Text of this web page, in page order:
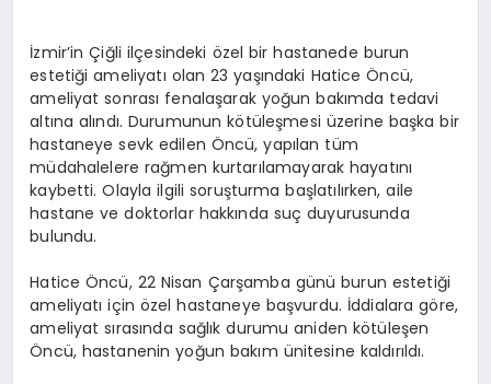
SPOR
TEKNOLOJI
İzmir’in Çiğli ilçesindeki özel bir hastanede burun
estetiği ameliyatı olan 23 yaşındaki Hatice Öncü,
ameliyat sonrası fenalaşarak yoğun bakımda tedavi
altına alındı. Durumunun kötüleşmesi üzerine başka bir
hastaneye sevk edilen Öncü, yapılan tüm
müdahalelere rağmen kurtarılamayarak hayatını
kaybetti. Olayla ilgili soruşturma başlatılırken, aile
hastane ve doktorlar hakkında suç duyurusunda
bulundu.
Hatice Öncü, 22 Nisan Çarşamba günü burun estetiği
ameliyatı için özel hastaneye başvurdu. İddialara göre,
ameliyat sırasında sağlık durumu aniden kötüleşen
Öncü, hastanenin yoğun bakım ünitesine kaldırıldı.